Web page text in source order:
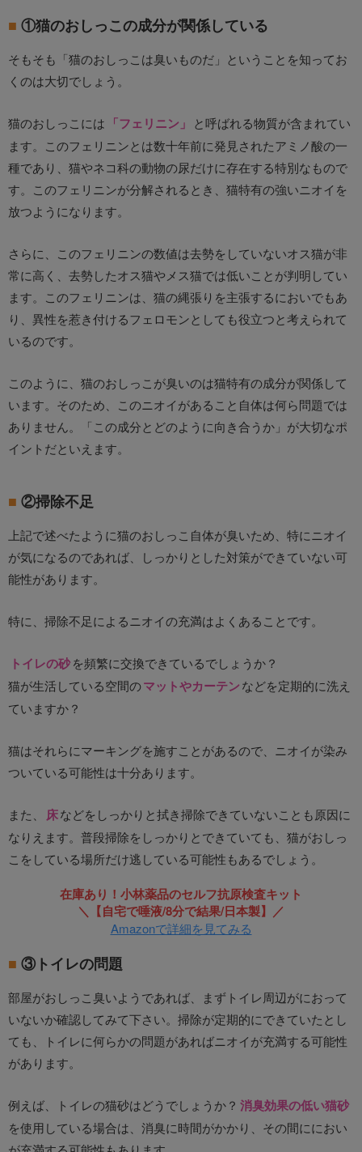
①猫のおしっこの成分が関係している
そもそも「猫のおしっこは臭いものだ」ということを知ってお
くのは大切でしょう。
猫のおしっこには 「フェリニン」 と呼ばれる物質が含まれてい
ます。このフェリニンとは数十年前に発見されたアミノ酸の一
種であり、猫やネコ科の動物の尿だけに存在する特別なもので
す。このフェリニンが分解されるとき、猫特有の強いニオイを
放つようになります。
さらに、このフェリニンの数値は去勢をしていないオス猫が非
常に高く、去勢したオス猫やメス猫では低いことが判明してい
ます。このフェリニンは、猫の縄張りを主張するにおいでもあ
り、異性を惹き付けるフェロモンとしても役立つと考えられて
いるのです。
このように、猫のおしっこが臭いのは猫特有の成分が関係して
います。そのため、このニオイがあること自体は何ら問題では
ありません。「この成分とどのように向き合うか」が大切なポ
イントだといえます。
②掃除不足
上記で述べたように猫のおしっこ自体が臭いため、特にニオイ
が気になるのであれば、しっかりとした対策ができていない可
能性があります。
特に、掃除不足によるニオイの充満はよくあることです。
トイレの砂を頻繁に交換できているでしょうか？
猫が生活している空間のマットやカーテンなどを定期的に洗え
ていますか？
猫はそれらにマーキングを施すことがあるので、ニオイが染み
ついている可能性は十分あります。
また、 床などをしっかりと拭き掃除できていないことも原因に
なりえます。普段掃除をしっかりとできていても、猫がおしっ
こをしている場所だけ逃している可能性もあるでしょう。
在庫あり！小林薬品のセルフ抗原検査キット
＼【自宅で唾液/8分で結果/日本製】／
Amazonで詳細を見てみる
③トイレの問題
部屋がおしっこ臭いようであれば、まずトイレ周辺がにおって
いないか確認してみて下さい。掃除が定期的にできていたとし
ても、トイレに何らかの問題があればニオイが充満する可能性
があります。
例えば、トイレの猫砂はどうでしょうか？ 消臭効果の低い猫砂
を使用している場合は、消臭に時間がかかり、その間ににおい